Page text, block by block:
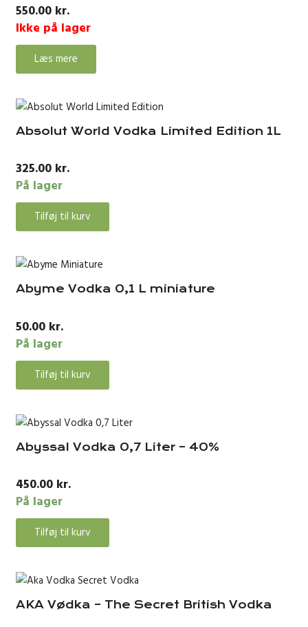
550.00 kr.
Ikke på lager
Læs mere
Absolut World Vodka Limited Edition 1L
325.00 kr.
På lager
Tilføj til kurv
Abyme Vodka 0,1 L miniature
50.00 kr.
På lager
Tilføj til kurv
Abyssal Vodka 0,7 Liter – 40%
450.00 kr.
På lager
Tilføj til kurv
AKA Vødka – The Secret British Vodka